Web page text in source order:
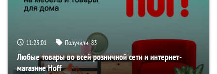
11:25:00 Получили:83
Любые товары во всей розничной сети и интернет-
магазине Hoff